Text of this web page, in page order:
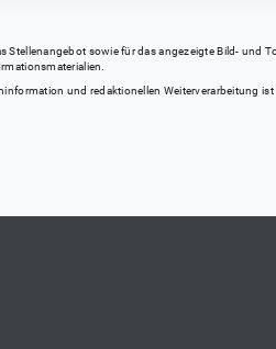
sowie für das angezeigte Bild- und
und redaktionellen Weiterverarbeitung